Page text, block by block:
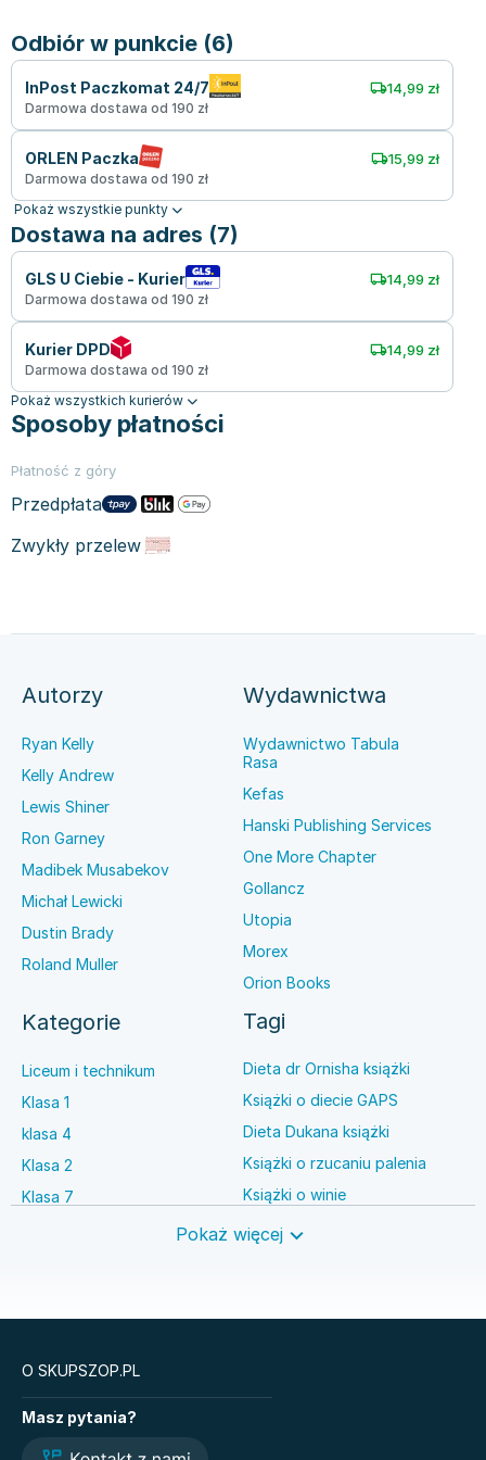
Odbiór w punkcie (6)
InPost Paczkomat 24/7 14,99 zł
Darmowa dostawa od 190 zł
ORLEN Paczka 15,99 zł
Darmowa dostawa od 190 zł
Pokaż wszystkie punkty
Dostawa na adres (7)
GLS U Ciebie - Kurier 14,99 zł
Darmowa dostawa od 190 zł
Kurier DPD 14,99 zł
Darmowa dostawa od 190 zł
Pokaż wszystkich kurierów
Sposoby płatności
Płatność z góry
Przedpłata
Zwykły przelew
Autorzy
Ryan Kelly
Kelly Andrew
Lewis Shiner
Ron Garney
Madibek Musabekov
Michał Lewicki
Dustin Brady
Roland Muller
Wydawnictwa
Wydawnictwo Tabula
Rasa
Kefas
Hanski Publishing Services
One More Chapter
Gollancz
Utopia
Morex
Orion Books
Kategorie
Liceum i technikum
Klasa 1
klasa 4
Klasa 2
Klasa 7
Tagi
Dieta dr Ornisha książki
Książki o diecie GAPS
Dieta Dukana książki
Książki o rzucaniu palenia
Książki o winie
Książki o anestezjologii
Książki
Legendy i Latte
Pokaż więcej
O SKUPSZOP.PL
Masz pytania?